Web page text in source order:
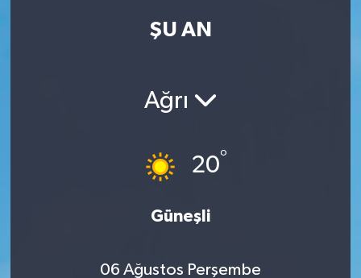
ŞU AN
Ağrı
20°
Güneşli
06 Ağustos Perşembe